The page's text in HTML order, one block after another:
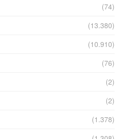
(74)
(13.380)
(10.910)
(76)
(2)
(2)
(1.378)